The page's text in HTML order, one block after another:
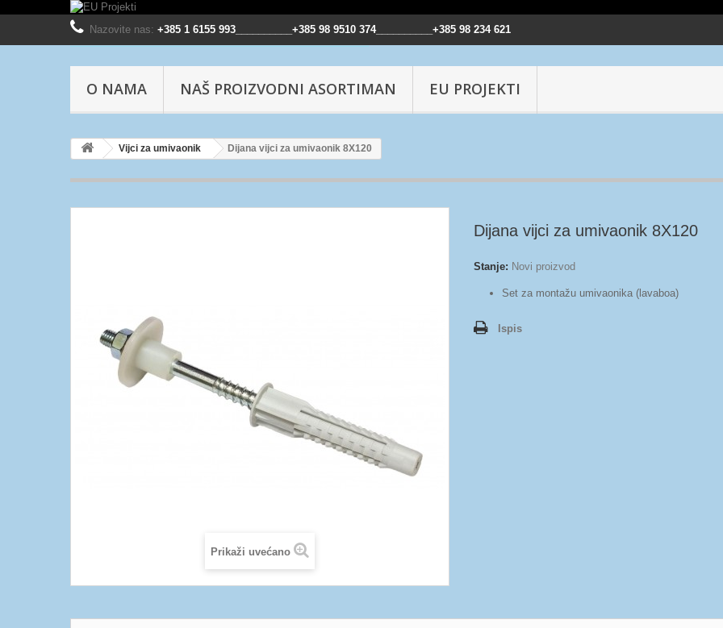
Nazovite nas: +385 1 6155 993__________+385 98 9510 374__________+385 98 234 621
O NAMA NAŠ PROIZVODNI ASORTIMAN EU PROJEKTI
Vijci za umivaonik Dijana vijci za umivaonik 8X120
Prikaži uvećano
Dijana vijci za umivaonik 8X120
Stanje: Novi proizvod
Set za montažu umivaonika (lavaboa)
Ispis